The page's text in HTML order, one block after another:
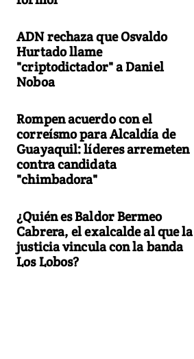
ADN rechaza que Osvaldo
Hurtado llame
"criptodictador" a Daniel
Noboa
Rompen acuerdo con el
correísmo para Alcaldía de
Guayaquil: líderes arremeten
contra candidata
"chimbadora"
¿Quién es Baldor Bermeo
Cabrera, el exalcalde al que la
justicia vincula con la banda
Los Lobos?